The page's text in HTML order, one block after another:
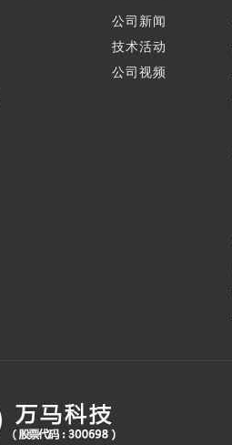
公司新闻
技术活动
公司视频